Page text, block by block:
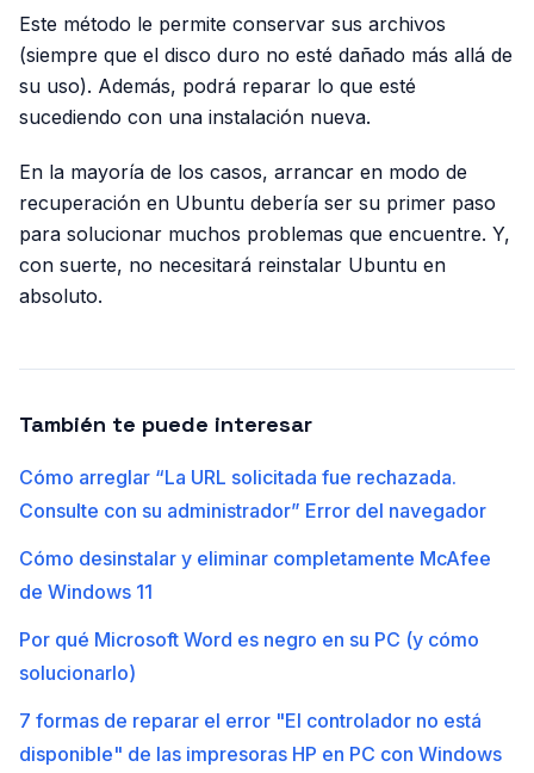
Este método le permite conservar sus archivos
(siempre que el disco duro no esté dañado más allá de
su uso). Además, podrá reparar lo que esté
sucediendo con una instalación nueva.
En la mayoría de los casos, arrancar en modo de
recuperación en Ubuntu debería ser su primer paso
para solucionar muchos problemas que encuentre. Y,
con suerte, no necesitará reinstalar Ubuntu en
absoluto.
También te puede interesar
Cómo arreglar “La URL solicitada fue rechazada.
Consulte con su administrador” Error del navegador
Cómo desinstalar y eliminar completamente McAfee
de Windows 11
Por qué Microsoft Word es negro en su PC (y cómo
solucionarlo)
7 formas de reparar el error "El controlador no está
disponible" de las impresoras HP en PC con Windows